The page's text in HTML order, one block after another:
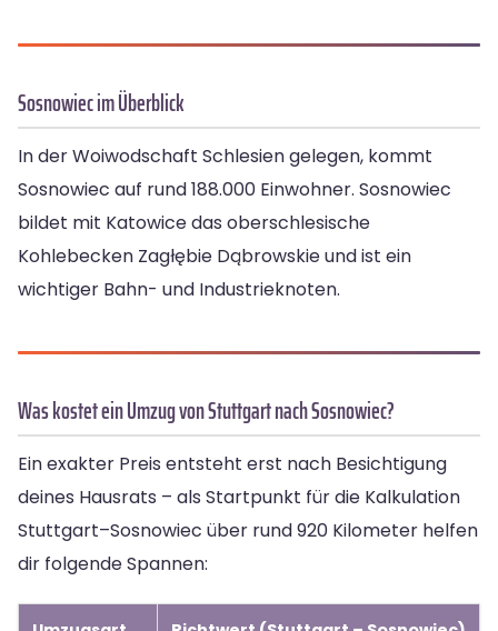
Sosnowiec im Überblick
In der Woiwodschaft Schlesien gelegen, kommt
Sosnowiec auf rund 188.000 Einwohner. Sosnowiec
bildet mit Katowice das oberschlesische
Kohlebecken Zagłębie Dąbrowskie und ist ein
wichtiger Bahn- und Industrieknoten.
Was kostet ein Umzug von Stuttgart nach Sosnowiec?
Ein exakter Preis entsteht erst nach Besichtigung
deines Hausrats – als Startpunkt für die Kalkulation
Stuttgart–Sosnowiec über rund 920 Kilometer helfen
dir folgende Spannen: